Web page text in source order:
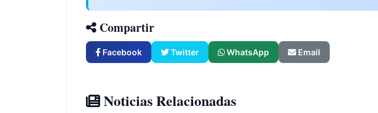
Compartir
Facebook Twitter WhatsApp Email
Noticias Relacionadas